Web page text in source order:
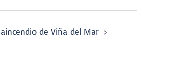
de Viña del Mar